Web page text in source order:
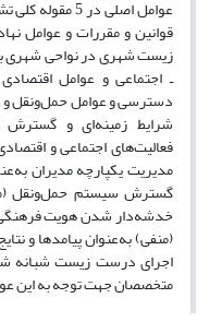
عوامل اصلی در
قوانین و مقررات و عوامل
زیست شهری در نواحی شهری
ـ اجتماعی و عوامل
دسترسی و عوامل حمل‌ونقل و
شرایط زمینه‌ای و
فعالیت‌های اجتماعی و
مدیریت یکپارچه مدیران
گسترش سیستم حمل‌ونقل
خدشه‌دار شدن هویت فرهنگی
(منفی) به‌عنوان پیامدها و
اجرای درست زیست شبانه
متخصصان جهت توجه به این